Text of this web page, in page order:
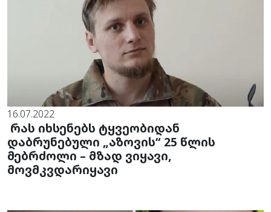
16.07.2022
რას იხსენებს ტყვეობიდან
დაბრუნებული „აზოვის“ 25 წლის
მებრძოლი – მზად ვიყავი,
მოვმკვდარიყავი